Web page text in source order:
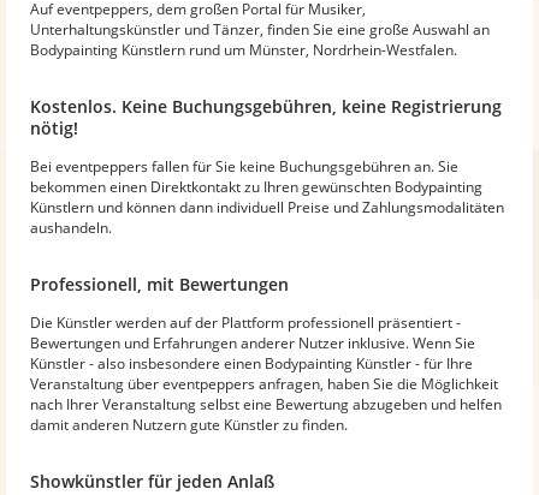
Auf eventpeppers, dem großen Portal für Musiker,
Unterhaltungskünstler und Tänzer, finden Sie eine große Auswahl an
Bodypainting Künstlern rund um Münster, Nordrhein-Westfalen.
Kostenlos. Keine Buchungsgebühren, keine Registrierung
nötig!
Bei eventpeppers fallen für Sie keine Buchungsgebühren an. Sie
bekommen einen Direktkontakt zu Ihren gewünschten Bodypainting
Künstlern und können dann individuell Preise und Zahlungsmodalitäten
aushandeln.
Professionell, mit Bewertungen
Die Künstler werden auf der Plattform professionell präsentiert -
Bewertungen und Erfahrungen anderer Nutzer inklusive. Wenn Sie
Künstler - also insbesondere einen Bodypainting Künstler - für Ihre
Veranstaltung über eventpeppers anfragen, haben Sie die Möglichkeit
nach Ihrer Veranstaltung selbst eine Bewertung abzugeben und helfen
damit anderen Nutzern gute Künstler zu finden.
Showkünstler für jeden Anlaß